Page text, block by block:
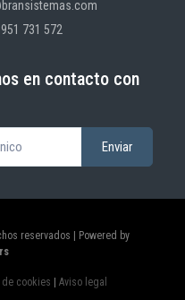
731 572
en contacto con
reservados | Powered by
de cookies Aviso legal